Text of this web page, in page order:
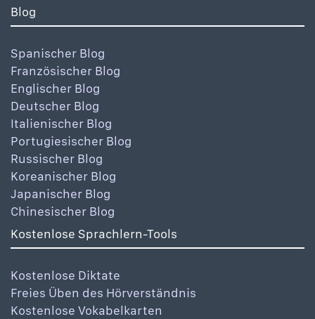
Blog
Spanischer Blog
Französischer Blog
Englischer Blog
Deutscher Blog
Italienischer Blog
Portugiesischer Blog
Russischer Blog
Koreanischer Blog
Japanischer Blog
Chinesischer Blog
Kostenlose Sprachlern-Tools
Kostenlose Diktate
Freies Üben des Hörverständnis
Kostenlose Vokabelkarten